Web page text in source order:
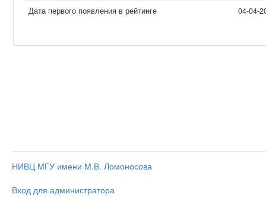
Дата первого появления в рейтинге
04-04-
НИВЦ МГУ имени М.В. Ломоносова
Вход для администратора